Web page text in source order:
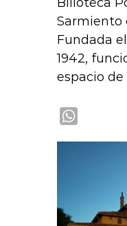
Sarmiento
Fundada
1942,
espacio
p